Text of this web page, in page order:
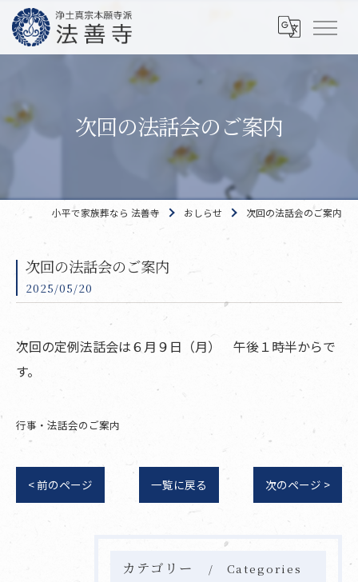
次回の法話会のご案内
小平で家族葬なら 法善寺 おしらせ 次回の法話会のご案内
次回の法話会のご案内
2025/05/20
次回の定例法話会は６月９日（月） 午後１時半からで
す。
行事・法話会のご案内
< 前のページ 一覧に戻る 次のページ >
カテゴリー Categories